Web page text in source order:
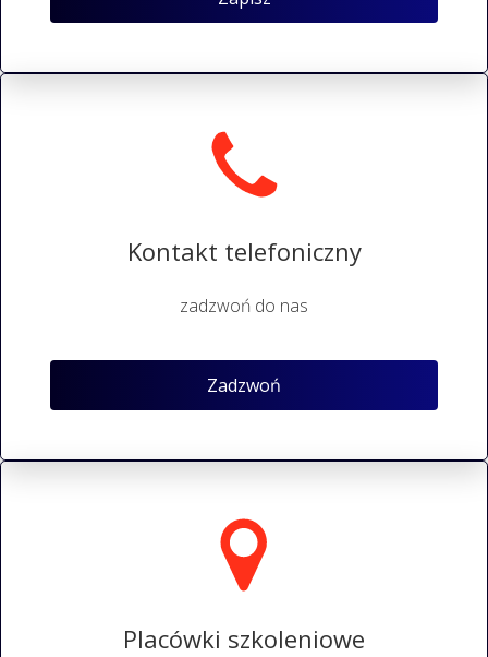
Kontakt telefoniczny
zadzwoń do nas
Zadzwoń
Placówki szkoleniowe